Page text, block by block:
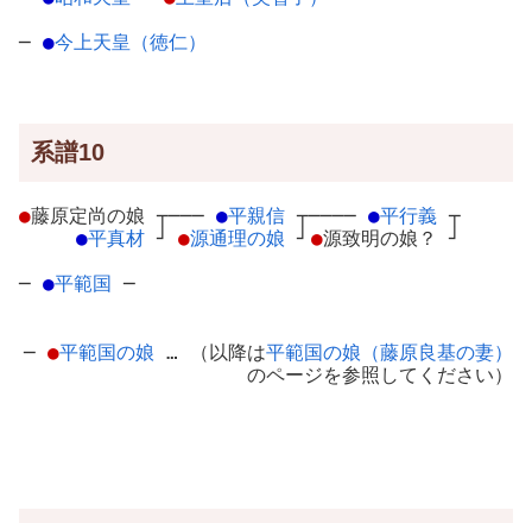
─ ●今上天皇（徳仁）
系譜10
●藤原定尚の娘 ┬
●平真材 ┘
─── ●平親信 ┬
●源通理の娘 ┘
──── ●平行義 ┬
●源致明の娘？ ┘
─ ●平範国 ─
─ ●平範国の娘 … （以降は平範国の娘（藤原良基の妻）
のページを参照してください）